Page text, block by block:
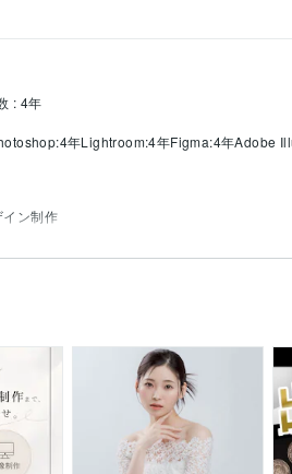
: 4年
年Lightroom:4年Figma:4年Adobe
ン制作